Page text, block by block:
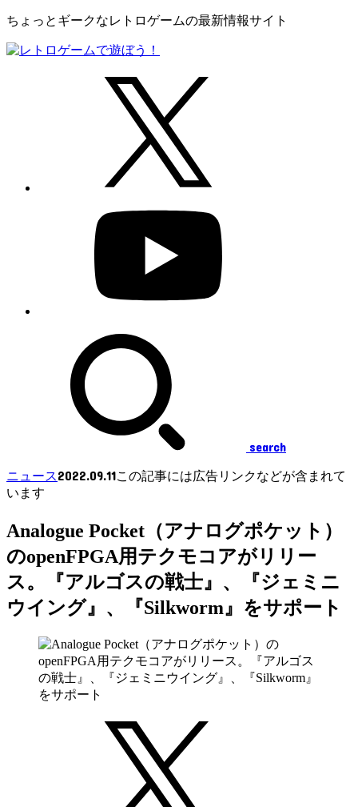
ちょっとギークなレトロゲームの最新情報サイト
search
ニュース2022.09.11この記事には広告リンクなどが含まれて
います
Analogue Pocket（アナログポケット）
のopenFPGA用テクモコアがリリー
ス。『アルゴスの戦士』、『ジェミニ
ウイング』、『Silkworm』をサポート